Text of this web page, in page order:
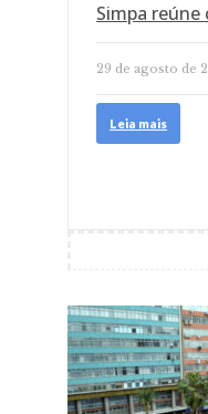
Simpa
29 de agosto de
Leia mais